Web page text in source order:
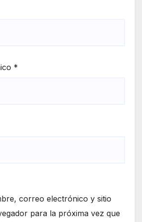
*
correo electrónico y sitio
para la próxima vez que